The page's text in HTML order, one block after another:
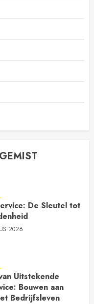
De Sleutel tot
2026
Uitstekende
Bouwen aan
Bedrijfsleven